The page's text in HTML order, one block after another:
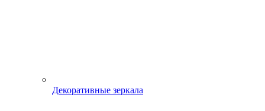
Декоративные зеркала